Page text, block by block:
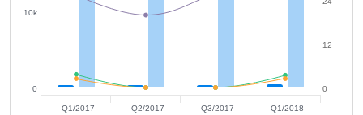
0
10k
0
12
Q1/2017 Q2/2017 Q3/2017 Q1/2018
liệu